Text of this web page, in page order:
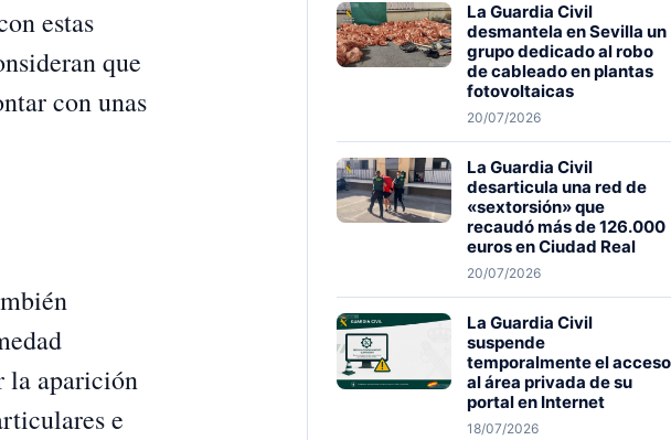
estas
que
con unas
la aparición
e
La Guardia Civil
desmantela en Sevilla un
grupo dedicado al robo
de cableado en plantas
fotovoltaicas
20/07/2026
La Guardia Civil
desarticula una red de
«sextorsión» que
recaudó más de 126.000
euros en Ciudad Real
20/07/2026
La Guardia Civil
suspende
temporalmente el acceso
al área privada de su
portal en Internet
18/07/2026